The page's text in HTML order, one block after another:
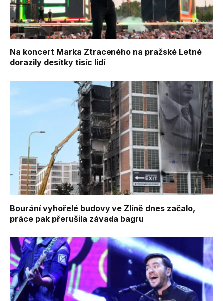
Na koncert Marka Ztraceného na pražské Letné
dorazily desítky tisíc lidí
Bourání vyhořelé budovy ve Zlíně dnes začalo,
práce pak přerušila závada bagru